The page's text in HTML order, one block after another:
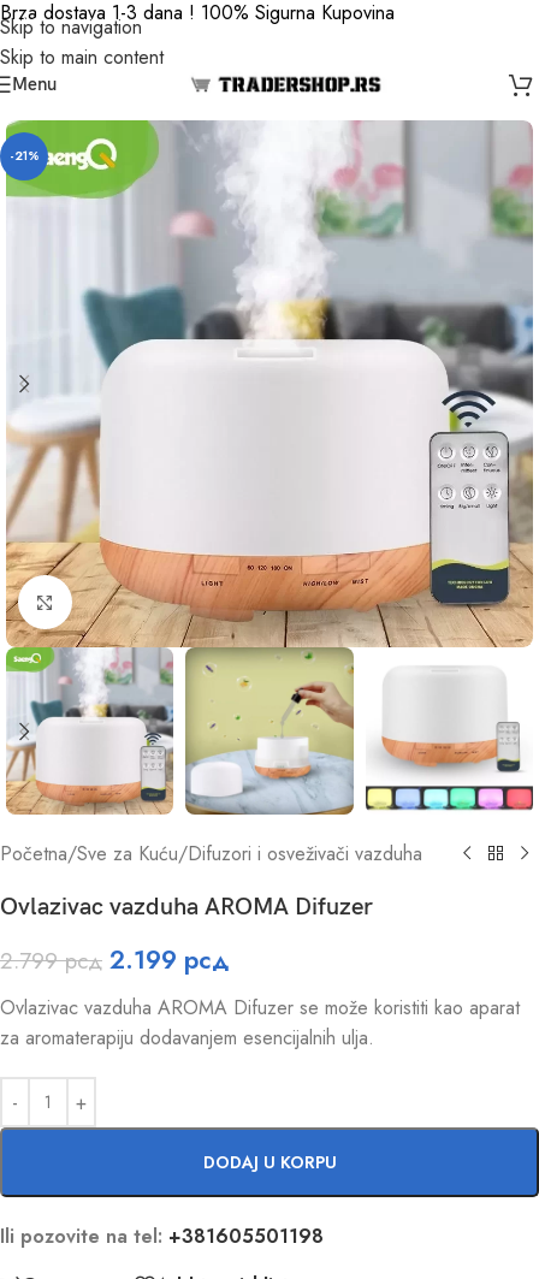
Skip to navigation
Skip to main content
Brza dostava 1-3 dana ! 100% Sigurna Kupovina
Menu
-21%
Click to enlarge
Početna/Sve za Kuću/Difuzori i osveživači vazduha
Ovlazivac vazduha AROMA Difuzer
2.799рсд 2.199 рсд
Ovlazivac vazduha AROMA Difuzer se može koristiti kao aparat
za aromaterapiju dodavanjem esencijalnih ulja.
DODAJ U KORPU
Ili pozovite na tel: +381605501198